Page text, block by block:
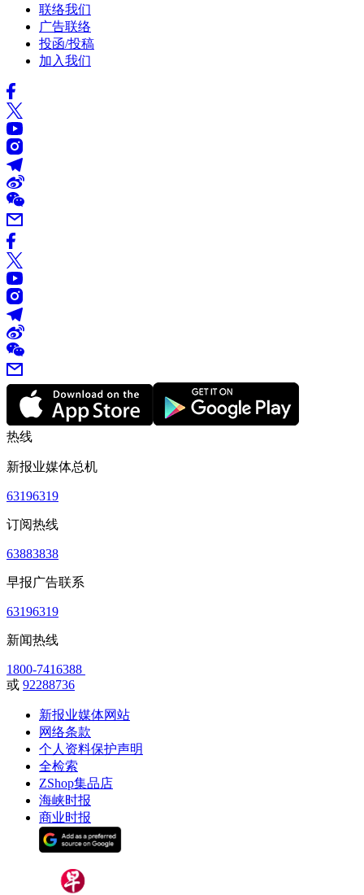
联络我们
广告联络
投函/投稿
加入我们
热线
新报业媒体总机
63196319
订阅热线
63883838
早报广告联系
63196319
新闻热线
1800-7416388
或 92288736
新报业媒体网站
网络条款
个人资料保护声明
全检索
ZShop集品店
海峡时报
商业时报